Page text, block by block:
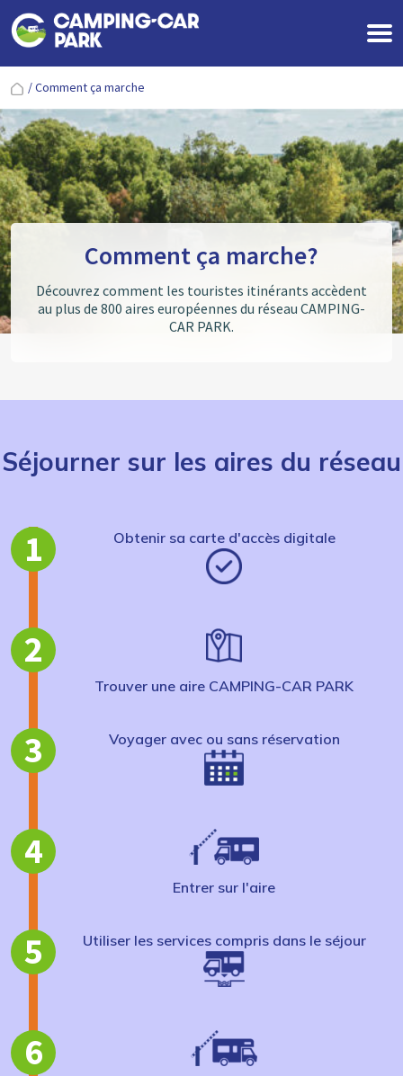
/Comment ça marche
Comment ça marche?
Découvrez comment les touristes itinérants accèdent
au plus de 800 aires européennes du réseau CAMPING-
CAR PARK.
Séjourner sur les aires du réseau
1 Obtenir sa carte d'accès digitale
2
Trouver une aire CAMPING-CAR PARK
3 Voyager avec ou sans réservation
4
Entrer sur l'aire
5 Utiliser les services compris dans le séjour
6